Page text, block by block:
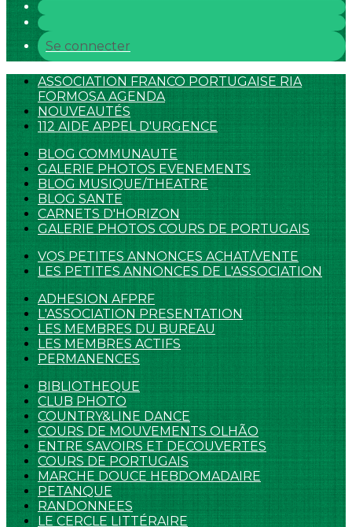
Se connecter
ASSOCIATION FRANCO PORTUGAISE RIA
FORMOSA AGENDA
NOUVEAUTÉS
112 AIDE APPEL D'URGENCE
BLOG COMMUNAUTE
GALERIE PHOTOS EVENEMENTS
BLOG MUSIQUE/THEATRE
BLOG SANTE
CARNETS D'HORIZON
GALERIE PHOTOS COURS DE PORTUGAIS
VOS PETITES ANNONCES ACHAT/VENTE
LES PETITES ANNONCES DE L'ASSOCIATION
ADHESION AFPRF
L'ASSOCIATION PRESENTATION
LES MEMBRES DU BUREAU
LES MEMBRES ACTIFS
PERMANENCES
BIBLIOTHEQUE
CLUB PHOTO
COUNTRY&LINE DANCE
COURS DE MOUVEMENTS OLHÃO
ENTRE SAVOIRS ET DECOUVERTES
COURS DE PORTUGAIS
MARCHE DOUCE HEBDOMADAIRE
PETANQUE
RANDONNEES
LE CERCLE LITTÉRAIRE